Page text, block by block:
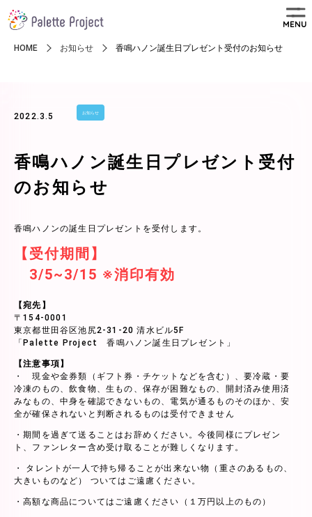
MENU
HOME お知らせ 香鳴ハノン誕生日プレゼント受付のお知らせ
2022.3.5 お知らせ
香鳴ハノン誕生日プレゼント受付
のお知らせ
香鳴ハノンの誕生日プレゼントを受付します。
【受付期間】
3/5~3/15 ※消印有効
【宛先】
〒154-0001
東京都世田谷区池尻2-31-20 清水ビル5F
「Palette Project 香鳴ハノン誕生日プレゼント」
【注意事項】
・ 現金や金券類（ギフト券・チケットなどを含む）、要冷蔵・要
冷凍のもの、飲食物、生もの、保存が困難なもの、開封済み使用済
みなもの、中身を確認できないもの、電気が通るものそのほか、安
全が確保されないと判断されるものは受付できません
・期間を過ぎて送ることはお辞めください。今後同様にプレゼン
ト、ファンレター含め受け取ることが難しくなります。
・ タレントが一人で持ち帰ることが出来ない物（重さのあるもの、
大きいものなど） ついてはご遠慮ください。
・高額な商品についてはご遠慮ください（１万円以上のもの）